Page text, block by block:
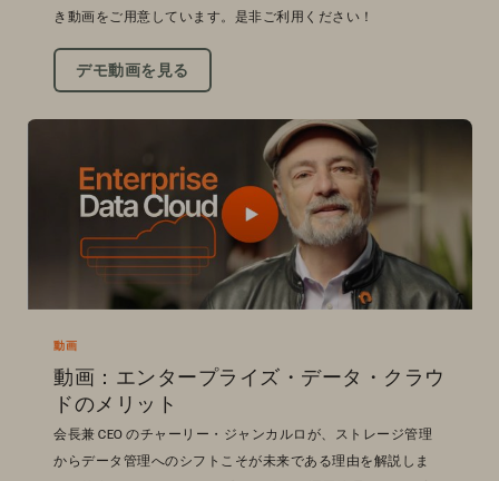
き動画をご用意しています。是非ご利用ください！
デモ動画を見る
動画
動画：エンタープライズ・データ・クラウ
ドのメリット
会長兼 CEO のチャーリー・ジャンカルロが、ストレージ管理
からデータ管理へのシフトこそが未来である理由を解説しま